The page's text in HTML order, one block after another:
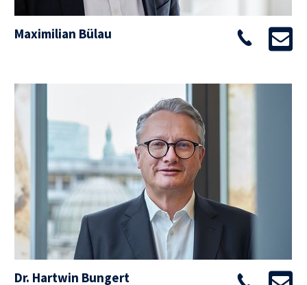
Maximilian Bülau
Dr. Hartwin Bungert